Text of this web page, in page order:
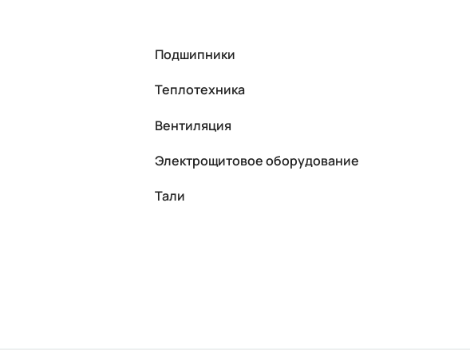
Подшипники
Теплотехника
Вентиляция
Электрощитовое оборудование
Тали